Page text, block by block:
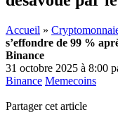
Accueil »
s’effondre de 99 %
Binance
31 octobre 2025 à 8:00
Binance Memecoins
Partager cet article